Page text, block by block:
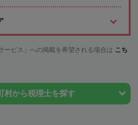
ービス」への掲載を希望される場合は こち
村から税理士を探す